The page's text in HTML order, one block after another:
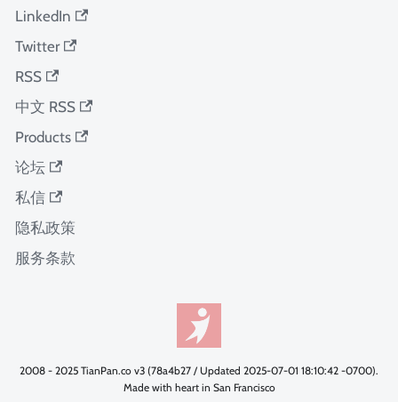
LinkedIn
Twitter
RSS
中文 RSS
Products
论坛
私信
隐私政策
服务条款
2008 - 2025 TianPan.co v3 (78a4b27 / Updated 2025-07-01 18:10:42 -0700).
Made with heart in San Francisco